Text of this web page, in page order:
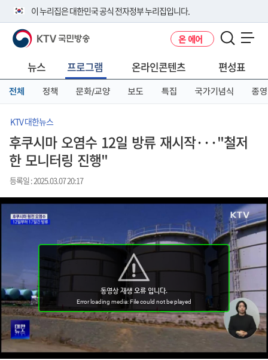
이 누리집은 대한민국 공식 전자정부 누리집입니다.
공식 누리집 주소 확인하기
니다.
이밖에 or.kr 또는 .kr등 다른 도메인 주소를 사용하고 있다면 아래 URL에
서 도메인 주소를 확인해 보세요
KTV 국민방송 온 에어
뉴스 프로그램 온라인콘텐츠 편성표
전체 정책 문화/교양 보도 특집 국가기념식 종영
KTV 대한뉴스
후쿠시마 오염수 12일 방류 재시작···"철저
한 모니터링 진행"
등록일 : 2025.03.07 20:17